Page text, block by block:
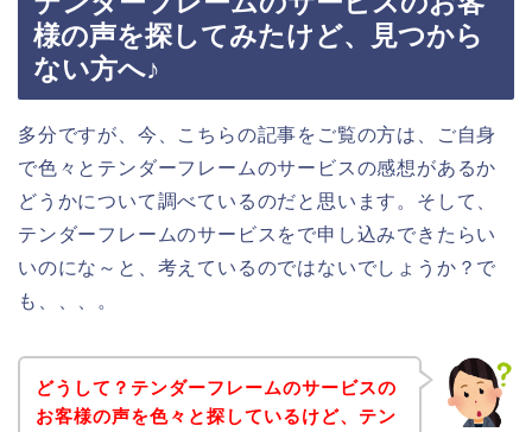
様の声を探してみたけど、見つから
ない方へ♪
多分ですが、今、こちらの記事をご覧の方は、ご自身
で色々とテンダーフレームのサービスの感想があるか
どうかについて調べているのだと思います。そして、
テンダーフレームのサービスをで申し込みできたらい
いのにな～と、考えているのではないでしょうか？で
も、、、。
どうして？テンダーフレームのサービスの
お客様の声を色々と探しているけど、テン